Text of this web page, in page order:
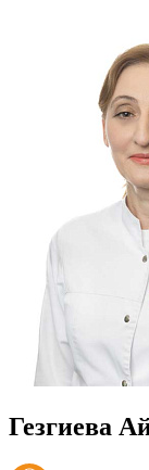
Гезгиева